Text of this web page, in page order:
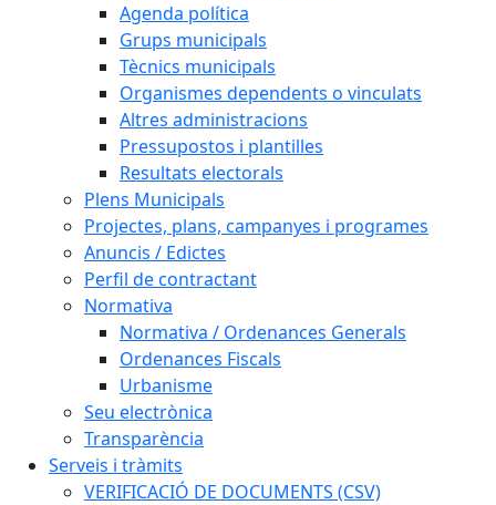
Agenda política
Grups municipals
Tècnics municipals
Organismes dependents o vinculats
Altres administracions
Pressupostos i plantilles
Resultats electorals
Plens Municipals
Projectes, plans, campanyes i programes
Anuncis / Edictes
Perfil de contractant
Normativa
Normativa / Ordenances Generals
Ordenances Fiscals
Urbanisme
Seu electrònica
Transparència
Serveis i tràmits
VERIFICACIÓ DE DOCUMENTS (CSV)